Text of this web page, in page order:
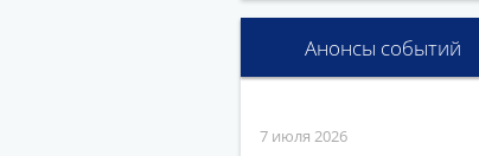
Анонсы событий
7 июля 2026